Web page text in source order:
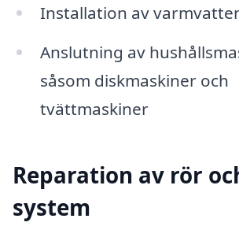
Installation av
Anslutning av
såsom diskmaskiner och
tvättmaskiner
Reparation av rör
system